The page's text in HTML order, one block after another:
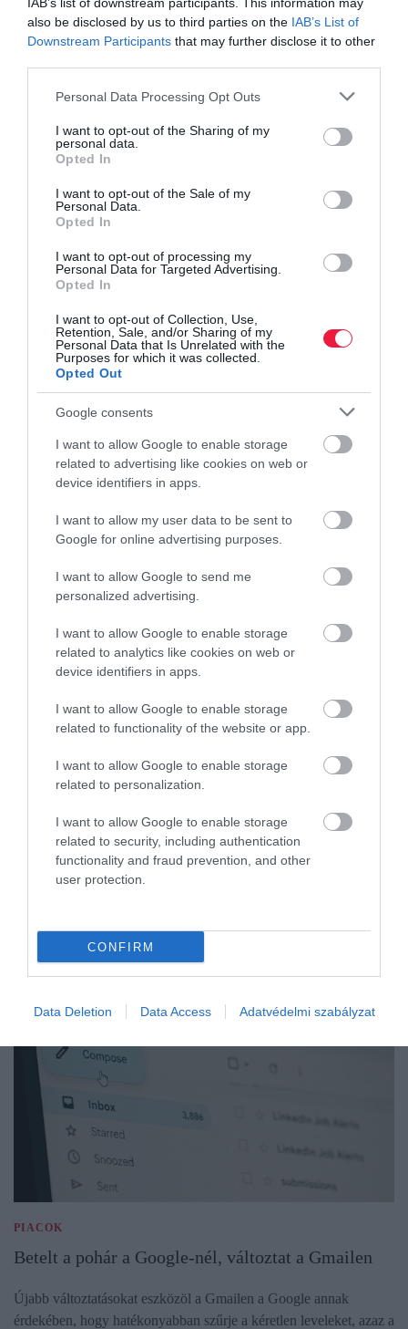
also be disclosed by us to third parties on the IAB’s List of
Downstream Participants that may further disclose it to other
Please note that this website/app uses one or more Google
not limited to your visit or usage behaviour. You may click to
grant or deny consent to Google and its third-party tags to
use your data for below specified purposes in below Google
consent section.
Personal Data Processing Opt Outs
I want to opt-out of the Sharing of my
personal data.
Opted In
I want to opt-out of the Sale of my
Personal Data.
Opted In
I want to opt-out of processing my
Personal Data for Targeted Advertising.
Opted In
I want to opt-out of Collection, Use,
Retention, Sale, and/or Sharing of my
Personal Data that Is Unrelated with the
Purposes for which it was collected.
Opted Out
Google consents
I want to allow Google to enable storage
related to advertising like cookies on web or
device identifiers in apps.
I want to allow my user data to be sent to
Google for online advertising purposes.
I want to allow Google to send me
personalized advertising.
I want to allow Google to enable storage
related to analytics like cookies on web or
device identifiers in apps.
I want to allow Google to enable storage
related to functionality of the website or app.
I want to allow Google to enable storage
related to personalization.
I want to allow Google to enable storage
related to security, including authentication
functionality and fraud prevention, and other
user protection.
CONFIRM
Data Deletion Data Access Adatvédelmi szabályzat
PIACOK
Furcsa, új funkciót tesztel a YouTube
új funkció már elérhető néhány felhasználónak. Ők számoltak be
arról, hogy színekkel szűrhetik, milyen műsorok jelenjenek meg
PIACOK
Betelt a pohár a Google-nél, változtat a Gmailen
Újabb változtatásokat eszközöl a Gmailen a Google annak
érdekében, hogy hatékonyabban szűrje a kéretlen leveleket, azaz a